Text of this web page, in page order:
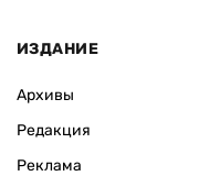
ИЗДАНИЕ
Архивы
Редакция
Реклама